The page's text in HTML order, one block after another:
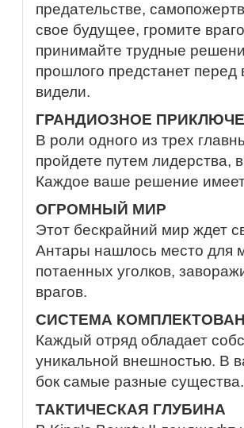
предательстве,
свое будущее, громите
принимайте трудные
прошлого предстанет
видели.
ГРАНДИОЗНОЕ
В роли одного из трех
пройдете путем лидерства,
Каждое ваше решение
ОГРОМНЫЙ МИР
Этот бескрайний мир ждет
Антары нашлось место для
потаенных уголков,
врагов.
СИСТЕМА
Каждый отряд обладает
уникальной внешностью. В
бок самые разные существа.
ТАКТИЧЕСКАЯ ГЛУБИНА